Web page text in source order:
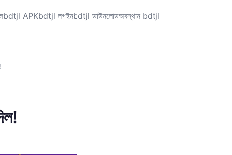
bdtjl APKbdtjl লগইনbdtjl ডাউনলোডঅবস্থান bdtjl